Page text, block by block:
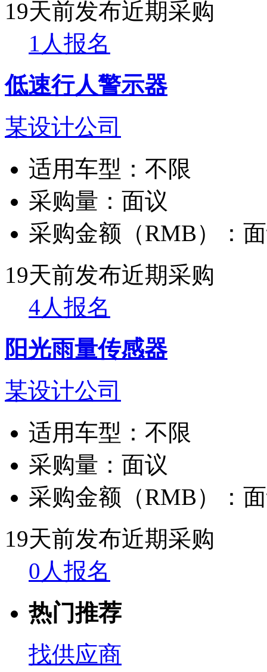
19天前发布近期采购
1人报名
低速行人警示器
某设计公司
适用车型： 不限
采购量： 面议
采购金额（RMB）：
19天前发布近期采购
4人报名
阳光雨量传感器
某设计公司
适用车型： 不限
采购量： 面议
采购金额（RMB）：
19天前发布近期采购
0人报名
热门推荐
找供应商